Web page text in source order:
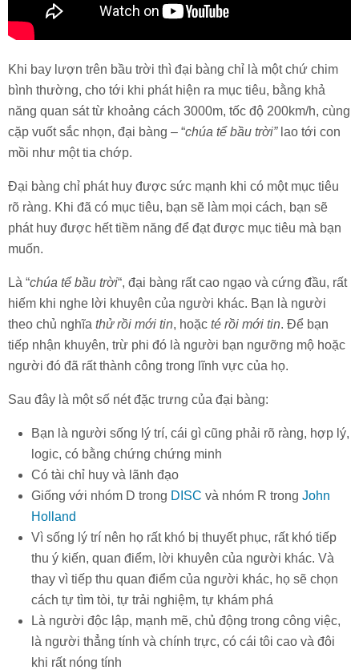
Khi bay lượn trên bầu trời thì đại bàng chỉ là một chứ chim
bình thường, cho tới khi phát hiện ra mục tiêu, bằng khả
năng quan sát từ khoảng cách 3000m, tốc độ 200km/h, cùng
cặp vuốt sắc nhọn, đại bàng – “chúa tể bầu trời” lao tới con
mồi như một tia chớp.
Đại bàng chỉ phát huy được sức mạnh khi có một mục tiêu
rõ ràng. Khi đã có mục tiêu, bạn sẽ làm mọi cách, bạn sẽ
phát huy được hết tiềm năng để đạt được mục tiêu mà bạn
muốn.
Là “chúa tể bầu trời“, đại bàng rất cao ngạo và cứng đầu, rất
hiếm khi nghe lời khuyên của người khác. Bạn là người
theo chủ nghĩa thử rồi mới tin, hoặc té rồi mới tin. Để bạn
tiếp nhận khuyên, trừ phi đó là người bạn ngưỡng mộ hoặc
người đó đã rất thành công trong lĩnh vực của họ.
Sau đây là một số nét đặc trưng của đại bàng:
Bạn là người sống lý trí, cái gì cũng phải rõ ràng, hợp lý,
logic, có bằng chứng chứng minh
Có tài chỉ huy và lãnh đạo
Giống với nhóm D trong DISC và nhóm R trong John
Holland
Vì sống lý trí nên họ rất khó bị thuyết phục, rất khó tiếp
thu ý kiến, quan điểm, lời khuyên của người khác. Và
thay vì tiếp thu quan điểm của người khác, họ sẽ chọn
cách tự tìm tòi, tự trải nghiệm, tự khám phá
Là người độc lập, mạnh mẽ, chủ động trong công việc,
là người thẳng tính và chính trực, có cái tôi cao và đôi
khi rất nóng tính